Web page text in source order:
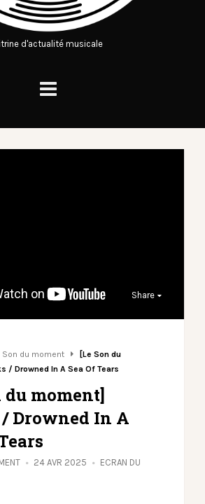
d'actualité musicale
Share
Son du moment
[Le Son du
/ Drowned In A Sea Of Tears
du moment]
Drowned In A
24 AVR 2025
ECRAN DU